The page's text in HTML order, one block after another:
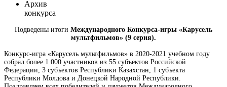
Архив
конкурса
Подведены итоги Международного Конкурса-игры «Карусель
мультфильмов» (9 серия).
Конкурс-игра «Карусель мультфильмов» в 2020-2021 учебном году
собрал более 1 000 участников из 55 субъектов Российской
Федерации, 3 субъектов Республики Казахстан, 1 субъекта
Республики Молдова и Донецкой Народной Республики.